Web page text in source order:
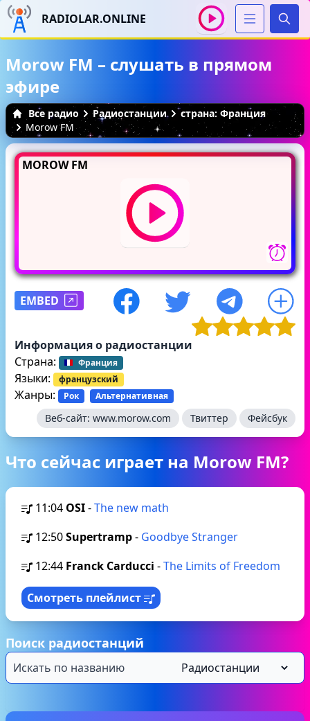
RADIOLAR.ONLINE
Morow FM – слушать в прямом
эфире
Все радио Радиостанции
страна: Франция
Morow FM
MOROW FM
EMBED
Информация о радиостанции
Страна:
Франция
Языки: французский
Жанры: Рок Альтернативная
Веб-сайт: www.morow.com Твиттер Фейсбук
Что сейчас играет на Morow FM?
11:04 OSI-The new math
12:50Supertramp- Goodbye Stranger
12:44 Franck Carducci -The Limits of Freedom
Смотреть плейлист
Поиск радиостанций